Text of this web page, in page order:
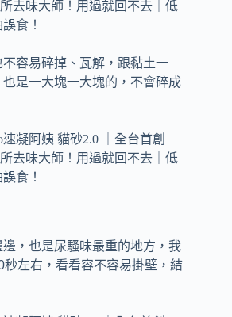
容易碎掉、瓦解，跟黏土一
是一大塊一大塊的，不會碎成
，也是尿騷味最重的地方，我
左右，看看容不容易掛壁，結